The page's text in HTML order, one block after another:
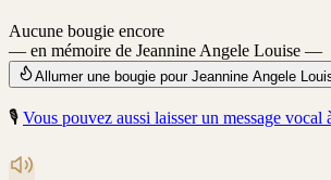
Aucune bougie encore
— en mémoire de Jeannine Angele Louise —
Allumer une bougie pour Jeannine Angele
🎙️ Vous pouvez aussi laisser un message vocal